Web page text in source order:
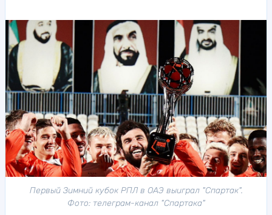
Первый Зимний кубок РПЛ в ОАЭ выиграл "Спартак".
Фото: телеграм-канал "Спартака"